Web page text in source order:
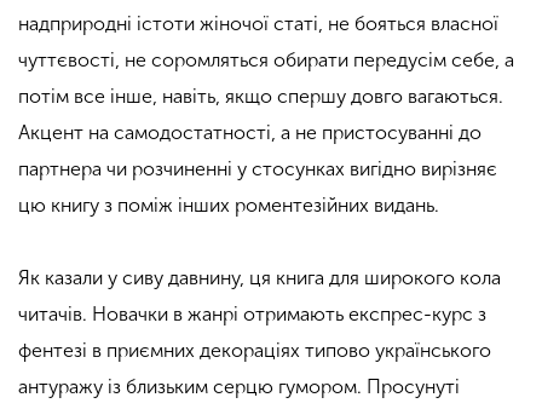
надприродні істоти жіночої статі, не бояться власної
чуттєвості, не соромляться обирати передусім себе, а
потім все інше, навіть, якщо спершу довго вагаються.
Акцент на самодостатності, а не пристосуванні до
партнера чи розчиненні у стосунках вигідно вирізняє
цю книгу з поміж інших роментезійних видань.
Як казали у сиву давнину, ця книга для широкого кола
читачів. Новачки в жанрі отримають експрес-курс з
фентезі в приємних декораціях типово українського
антуражу із близьким серцю гумором. Просунуті